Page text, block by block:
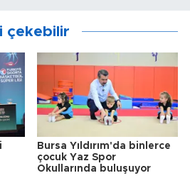
çekebilir
Bursa Yıldırım'da binlerce
çocuk Yaz Spor
Okullarında buluşuyor